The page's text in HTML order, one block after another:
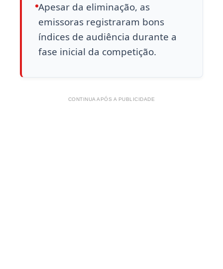
Apesar da eliminação, as
emissoras registraram bons
índices de audiência durante a
fase inicial da competição.
CONTINUA APÓS A PUBLICIDADE